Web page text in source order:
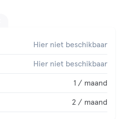
Hier niet beschikbaar
Hier niet beschikbaar
1 / maand
2 / maand